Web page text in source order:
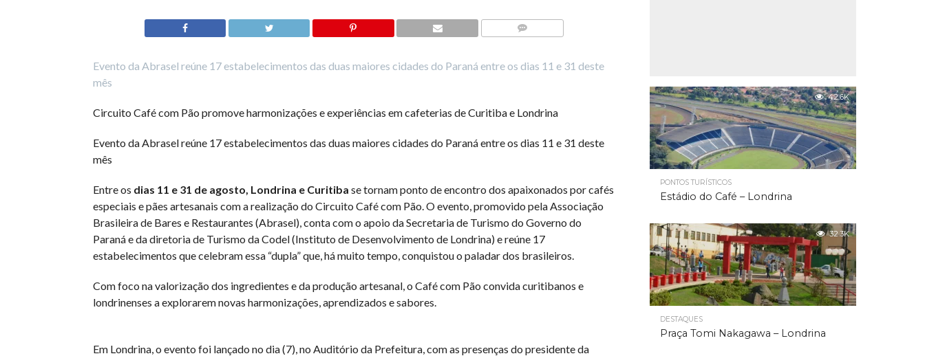
Evento da Abrasel reúne 17 estabelecimentos das duas maiores cidades do Paraná entre os dias 11 e 31 deste
mês
Circuito Café com Pão promove harmonizações e experiências em cafeterias de Curitiba e Londrina
Evento da Abrasel reúne 17 estabelecimentos das duas maiores cidades do Paraná entre os dias 11 e 31 deste
mês
Entre os dias 11 e 31 de agosto, Londrina e Curitiba se tornam ponto de encontro dos apaixonados por cafés
especiais e pães artesanais com a realização do Circuito Café com Pão. O evento, promovido pela Associação
Brasileira de Bares e Restaurantes (Abrasel), conta com o apoio da Secretaria de Turismo do Governo do
Paraná e da diretoria de Turismo da Codel (Instituto de Desenvolvimento de Londrina) e reúne 17
estabelecimentos que celebram essa “dupla” que, há muito tempo, conquistou o paladar dos brasileiros.
Com foco na valorização dos ingredientes e da produção artesanal, o Café com Pão convida curitibanos e
londrinenses a explorarem novas harmonizações, aprendizados e sabores.
Em Londrina, o evento foi lançado no dia (7), no Auditório da Prefeitura, com as presenças do presidente da
42.6K
PONTOS TURÍSTICOS
Estádio do Café – Londrina
32.3K
DESTAQUES
Praça Tomi Nakagawa – Londrina